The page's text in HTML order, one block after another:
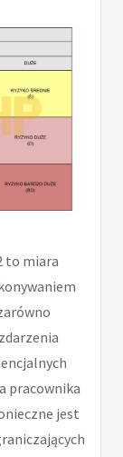
to miara
pracownika
jest